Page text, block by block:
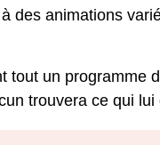
des animations
tout un programme
trouvera ce qui lui